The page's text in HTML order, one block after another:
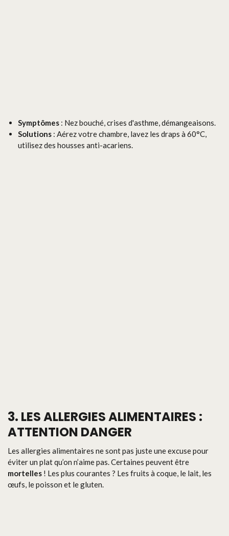
Symptômes : Nez bouché, crises d'asthme, démangeaisons.
Solutions : Aérez votre chambre, lavez les draps à 60°C,
utilisez des housses anti-acariens.
3. LES ALLERGIES ALIMENTAIRES :
ATTENTION DANGER
Les allergies alimentaires ne sont pas juste une excuse pour
éviter un plat qu’on n’aime pas. Certaines peuvent être
mortelles ! Les plus courantes ? Les fruits à coque, le lait, les
œufs, le poisson et le gluten.